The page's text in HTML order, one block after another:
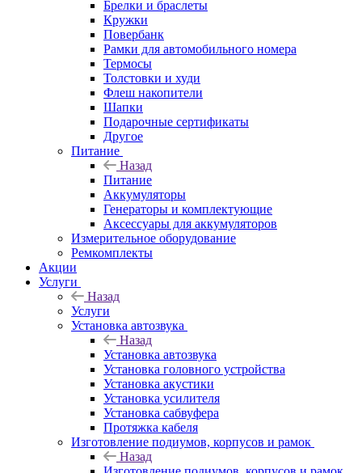
Брелки и браслеты
Кружки
Повербанк
Рамки для автомобильного номера
Термосы
Толстовки и худи
Флеш накопители
Шапки
Подарочные сертификаты
Другое
Питание
Назад
Питание
Аккумуляторы
Генераторы и комплектующие
Аксессуары для аккумуляторов
Измерительное оборудование
Ремкомплекты
Акции
Услуги
Назад
Услуги
Установка автозвука
Назад
Установка автозвука
Установка головного устройства
Установка акустики
Установка усилителя
Установка сабвуфера
Протяжка кабеля
Изготовление подиумов, корпусов и рамок
Назад